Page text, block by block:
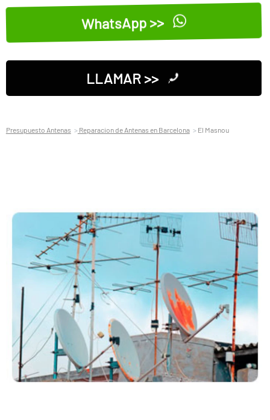
WhatsApp >>
LLAMAR >>
Presupuesto Antenas Reparacion de Antenas en Barcelona El Masnou